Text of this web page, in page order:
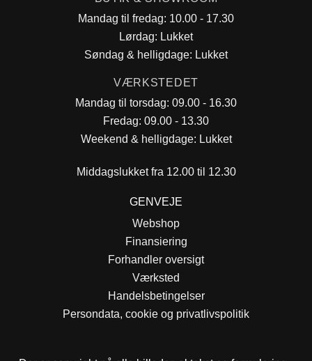
Mandag til fredag: 10.00 - 17.30
Lørdag: Lukket
Søndag & helligdage: Lukket
VÆRKSTEDET
Mandag til torsdag: 09.00 - 16.30
Fredag: 09.00 - 13.30
Weekend & helligdage: Lukket
Middagslukket fra 12.00 til 12.30
GENVEJE
Webshop
Finansiering
Forhandler oversigt
Værksted
Handelsbetingelser
Persondata, cookie og privatlivspolitik